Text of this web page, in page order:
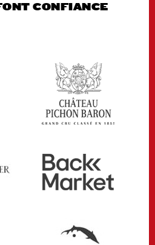
CONFIANCE